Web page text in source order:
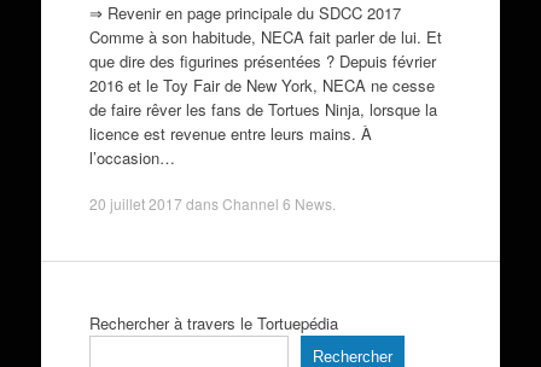
⇒ Revenir en page principale du SDCC 2017
Comme à son habitude, NECA fait parler de lui. Et
que dire des figurines présentées ? Depuis février
2016 et le Toy Fair de New York, NECA ne cesse
de faire rêver les fans de Tortues Ninja, lorsque la
licence est revenue entre leurs mains. À
l’occasion…
20 juillet 2017 dansChannel 6 News.
Rechercher à travers le Tortuepédia
Rechercher